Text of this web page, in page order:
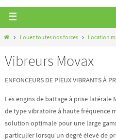
Louez toutes nos forces Location
Vibreurs Movax
ENFONCEURS DE PIEUX VIBRANTS À
Les engins de battage à prise latérale
de type vibratoire à haute fréquence
solution optimale pour une large
particulier lorsqu’un degré élevé de